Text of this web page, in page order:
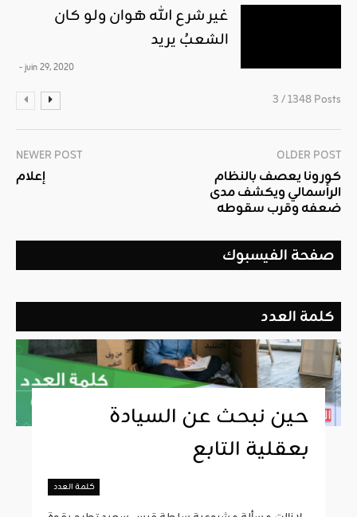
غير شرع الله هَوان ولو كان
الشعبُ يريد
- juin 29, 2020
3 / 1348 Posts
NEWER POST
إعلام
OLDER POST
كورونا يعصف بالنظام
الرأسمالي ويكشف مدى
ضعفه وقرب سقوطه
صفحة الفيسبوك
كلمة العدد
حين نبحث عن السيادة
بعقلية التابع
كلمة العدد